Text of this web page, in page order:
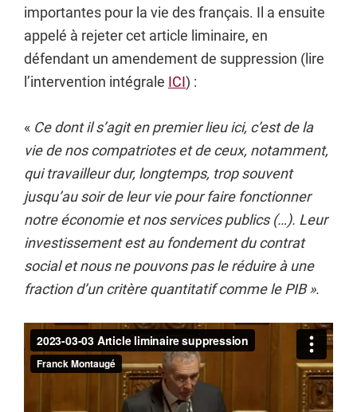
importantes pour la vie des français. Il a ensuite
appelé à rejeter cet article liminaire, en
défendant un amendement de suppression (lire
l’intervention intégrale ICI) :
« Ce dont il s’agit en premier lieu ici, c’est de la
vie de nos compatriotes et de ceux, notamment,
qui travailleur dur, longtemps, trop souvent
jusqu’au soir de leur vie pour faire fonctionner
notre économie et nos services publics (…). Leur
investissement est au fondement du contrat
social et nous ne pouvons pas le réduire à une
fraction d’un critère quantitatif comme le PIB ».